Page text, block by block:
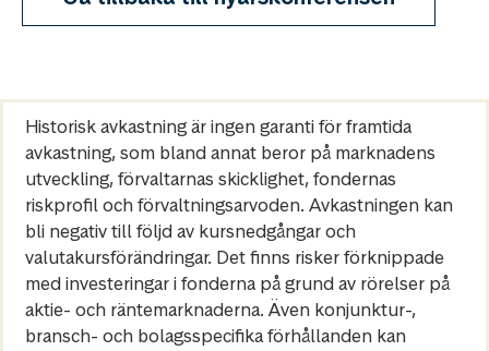
Historisk avkastning är ingen garanti för framtida
avkastning, som bland annat beror på marknadens
utveckling, förvaltarnas skicklighet, fondernas
riskprofil och förvaltningsarvoden. Avkastningen kan
bli negativ till följd av kursnedgångar och
valutakursförändringar. Det finns risker förknippade
med investeringar i fonderna på grund av rörelser på
aktie- och räntemarknaderna. Även konjunktur-,
bransch- och bolagsspecifika förhållanden kan